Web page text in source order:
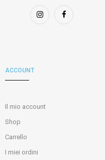
ACCOUNT
Il mio account
Shop
Carrello
I miei ordini